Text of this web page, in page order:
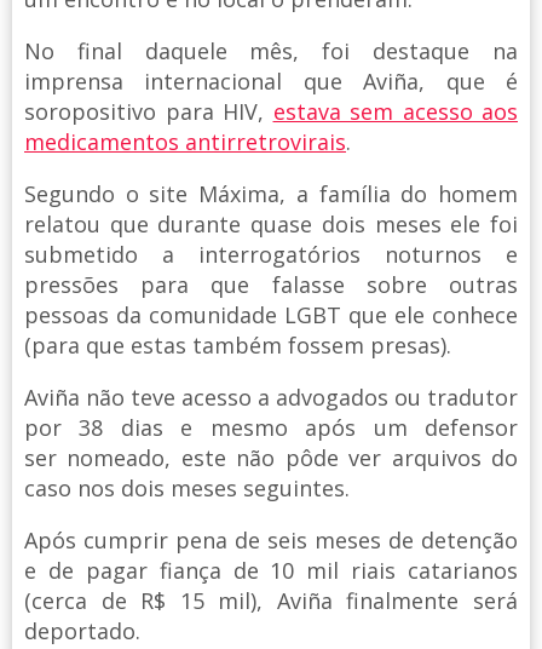
No final daquele mês, foi destaque na
imprensa internacional que Aviña, que é
soropositivo para HIV, estava sem acesso aos
medicamentos antirretrovirais.
Segundo o site Máxima, a família do homem
relatou que durante quase dois meses ele foi
submetido a interrogatórios noturnos e
pressões para que falasse sobre outras
pessoas da comunidade LGBT que ele conhece
(para que estas também fossem presas).
Aviña não teve acesso a advogados ou tradutor
por 38 dias e mesmo após um defensor
ser nomeado, este não pôde ver arquivos do
caso nos dois meses seguintes.
Após cumprir pena de seis meses de detenção
e de pagar fiança de 10 mil riais catarianos
(cerca de R$ 15 mil), Aviña finalmente será
deportado.